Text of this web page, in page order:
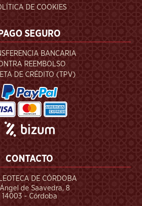
DE COOKIES
PAGO SEGURO
BANCARIA
REEMBOLSO
DE CRÉDITO (TPV)
CONTACTO
DE CÓRDOBA
de Saavedra, 8
14003 - Córdoba